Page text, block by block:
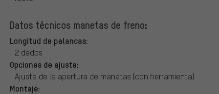
Datos técnicos manetas de freno:
Longitud de palancas:
2 dedos
Opciones de ajuste:
Ajuste de la apertura de manetas (con herramienta)
Montaje: